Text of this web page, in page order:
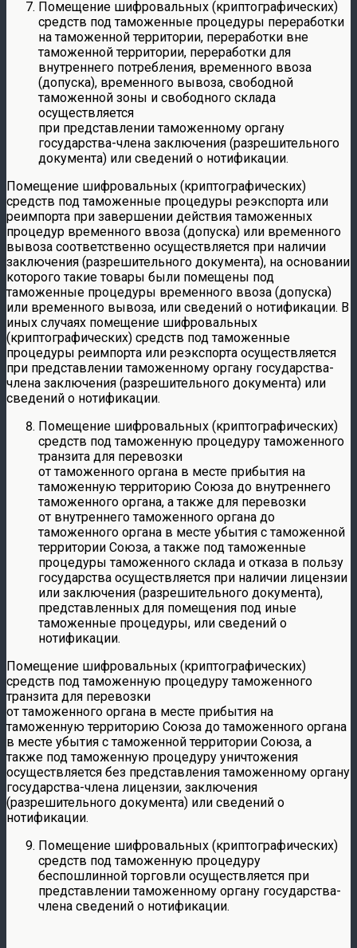
Помещение шифровальных (криптографических)
средств под таможенные процедуры переработки
на таможенной территории, переработки вне
таможенной территории, переработки для
внутреннего потребления, временного ввоза
(допуска), временного вывоза, свободной
таможенной зоны и свободного склада
осуществляется
при представлении таможенному органу
государства-члена заключения (разрешительного
документа) или сведений о нотификации.
Помещение шифровальных (криптографических)
средств под таможенные процедуры реэкспорта или
реимпорта при завершении действия таможенных
процедур временного ввоза (допуска) или временного
вывоза соответственно осуществляется при наличии
заключения (разрешительного документа), на основании
которого такие товары были помещены под
таможенные процедуры временного ввоза (допуска)
или временного вывоза, или сведений о нотификации. В
иных случаях помещение шифровальных
(криптографических) средств под таможенные
процедуры реимпорта или реэкспорта осуществляется
при представлении таможенному органу государства-
члена заключения (разрешительного документа) или
сведений о нотификации.
Помещение шифровальных (криптографических)
средств под таможенную процедуру таможенного
транзита для перевозки
от таможенного органа в месте прибытия на
таможенную территорию Союза до внутреннего
таможенного органа, а также для перевозки
от внутреннего таможенного органа до
таможенного органа в месте убытия с таможенной
территории Союза, а также под таможенные
процедуры таможенного склада и отказа в пользу
государства осуществляется при наличии лицензии
или заключения (разрешительного документа),
представленных для помещения под иные
таможенные процедуры, или сведений о
нотификации.
Помещение шифровальных (криптографических)
средств под таможенную процедуру таможенного
транзита для перевозки
от таможенного органа в месте прибытия на
таможенную территорию Союза до таможенного органа
в месте убытия с таможенной территории Союза, а
также под таможенную процедуру уничтожения
осуществляется без представления таможенному органу
государства-члена лицензии, заключения
(разрешительного документа) или сведений о
нотификации.
Помещение шифровальных (криптографических)
средств под таможенную процедуру
беспошлинной торговли осуществляется при
представлении таможенному органу государства-
члена сведений о нотификации.